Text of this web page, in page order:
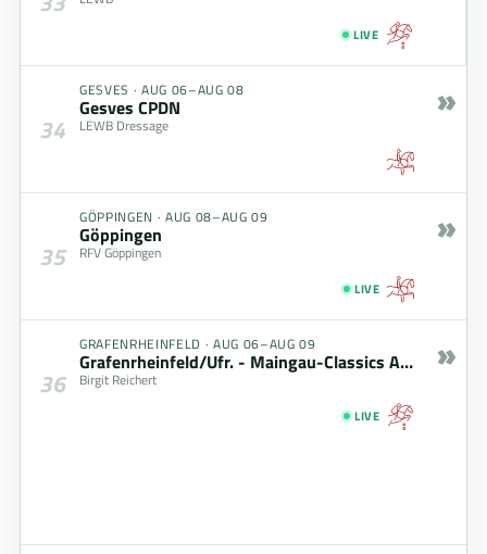
LIVE
34
GESVES · AUG 06–AUG 08
Gesves CPDN
LEWB Dressage
»
35
GÖPPINGEN · AUG 08–AUG 09
Göppingen
RFV Göppingen
LIVE
»
36
GRAFENRHEINFELD · AUG 06–AUG 09
Grafenrheinfeld/Ufr. - Maingau-Classics August 2026
Birgit Reichert
LIVE
»